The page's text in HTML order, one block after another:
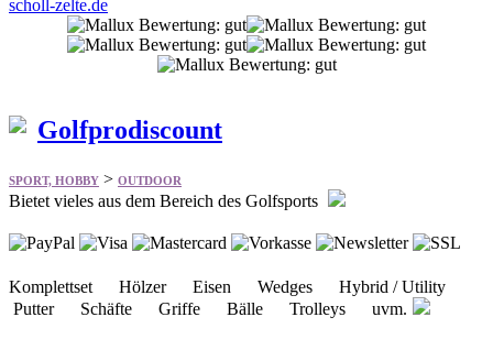
Golfprodiscount
SPORT, HOBBY>OUTDOOR
Bietet vieles aus dem Bereich des Golfsports
Komplettset Hölzer Eisen Wedges Hybrid / Utility
Putter Schäfte Griffe Bälle Trolleys uvm.